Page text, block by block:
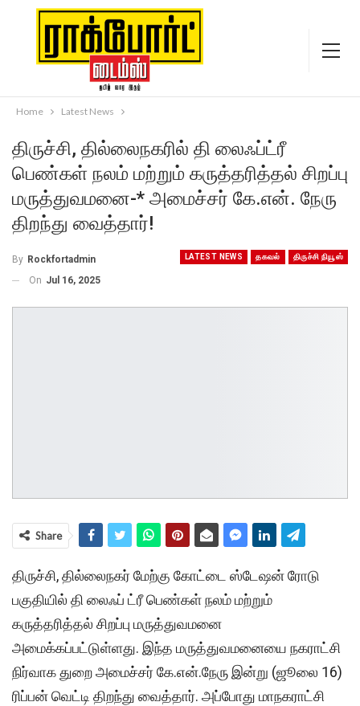
Home Latest News
திருச்சி, தில்லைநகரில் தி லைஃப்ட்ரீ
பெண்கள் நலம் மற்றும் கருத்தரித்தல் சிறப்பு
மருத்துவமனை-* அமைச்சர் கே.என். நேரு
திறந்து வைத்தார்!
LATEST NEWS தகவல் திருச்சி நியூஸ்
By Rockfortadmin
On Jul 16, 2025
Share
திருச்சி, தில்லைநகர் மேற்கு கோட்டை ஸ்டேஷன் ரோடு
பகுதியில் தி லைஃப் ட்ரீ பெண்கள் நலம் மற்றும்
கருத்தரித்தல் சிறப்பு மருத்துவமனை
அமைக்கப்பட்டுள்ளது. இந்த மருத்துவமனையை நகராட்சி
நிர்வாக துறை அமைச்சர் கே.என்.நேரு இன்று (ஜூலை 16)
ரிப்பன் வெட்டி திறந்து வைத்தார். அப்போது மாநகராட்சி